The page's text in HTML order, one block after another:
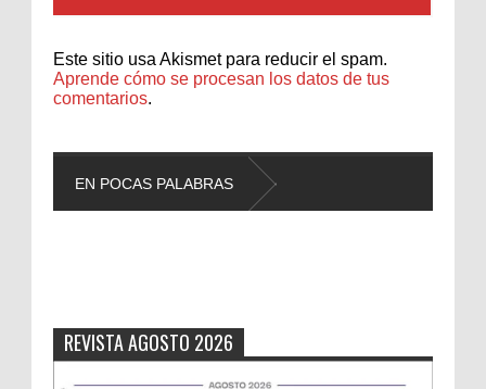
Este sitio usa Akismet para reducir el spam.
Aprende cómo se procesan los datos de tus
comentarios.
EN POCAS PALABRAS
REVISTA AGOSTO 2026